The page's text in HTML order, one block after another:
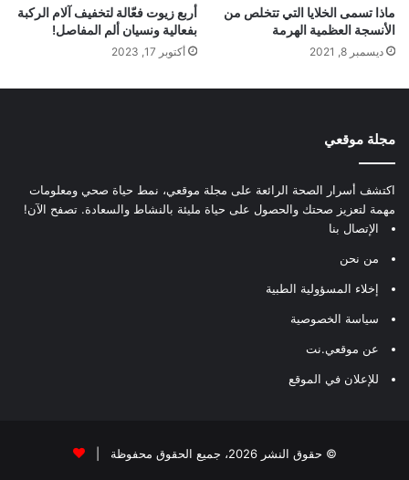
ماذا تسمى الخلايا التي تتخلص من
الأنسجة العظمية الهرمة
ديسمبر 8, 2021
أربع زيوت فعّالة لتخفيف آلام الركبة
بفعالية ونسيان ألم المفاصل!
أكتوبر 17, 2023
مجلة موقعي
اكتشف أسرار الصحة الرائعة على مجلة موقعي، نمط حياة صحي ومعلومات
مهمة لتعزيز صحتك والحصول على حياة مليئة بالنشاط والسعادة. تصفح الآن!
الإتصال بنا
من نحن
إخلاء المسؤولية الطبية
سياسة الخصوصية
عن موقعي.نت
للإعلان في الموقع
© حقوق النشر 2026، جميع الحقوق محفوظة |